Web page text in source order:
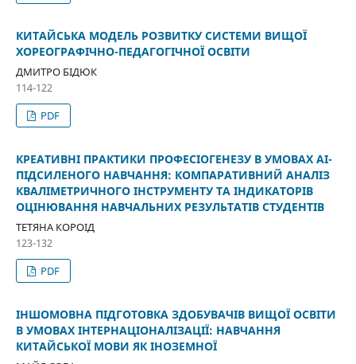
КИТАЙСЬКА МОДЕЛЬ РОЗВИТКУ СИСТЕМИ ВИЩОЇ
ХОРЕОГРАФІЧНО-ПЕДАГОГІЧНОЇ ОСВІТИ
ДМИТРО БІДЮК
114-122
PDF
КРЕАТИВНІ ПРАКТИКИ ПРОФЕСІОГЕНЕЗУ В УМОВАХ АІ-
ПІДСИЛЕНОГО НАВЧАННЯ: КОМПАРАТИВНИЙ АНАЛІЗ
КВАЛІМЕТРИЧНОГО ІНСТРУМЕНТУ ТА ІНДИКАТОРІВ
ОЦІНЮВАННЯ НАВЧАЛЬНИХ РЕЗУЛЬТАТІВ СТУДЕНТІВ
ТЕТЯНА КОРОІД
123-132
PDF
ІНШОМОВНА ПІДГОТОВКА ЗДОБУВАЧІВ ВИЩОЇ ОСВІТИ
В УМОВАХ ІНТЕРНАЦІОНАЛІЗАЦІЇ: НАВЧАННЯ
КИТАЙСЬКОЇ МОВИ ЯК ІНОЗЕМНОЇ